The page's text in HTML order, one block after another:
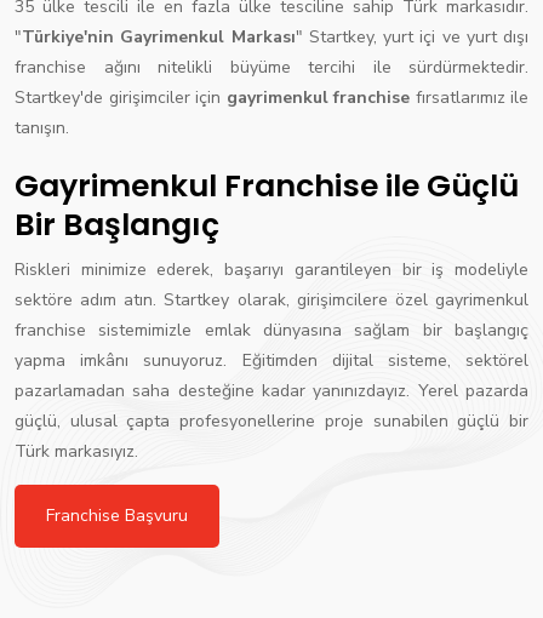
35 ülke tescili ile en fazla ülke tesciline sahip Türk markasıdır.
"Türkiye'nin Gayrimenkul Markası" Startkey, yurt içi ve yurt dışı
franchise ağını nitelikli büyüme tercihi ile sürdürmektedir.
Startkey'de girişimciler için gayrimenkul franchise fırsatlarımız ile
tanışın.
Gayrimenkul Franchise ile Güçlü
Bir Başlangıç
Riskleri minimize ederek, başarıyı garantileyen bir iş modeliyle
sektöre adım atın. Startkey olarak, girişimcilere özel gayrimenkul
franchise sistemimizle emlak dünyasına sağlam bir başlangıç
yapma imkânı sunuyoruz. Eğitimden dijital sisteme, sektörel
pazarlamadan saha desteğine kadar yanınızdayız. Yerel pazarda
güçlü, ulusal çapta profesyonellerine proje sunabilen güçlü bir
Türk markasıyız.
Franchise Başvuru